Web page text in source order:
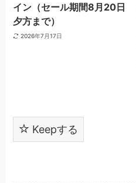
イン（セール期間8月20日
夕方まで）
2026年7月17日
Keepする